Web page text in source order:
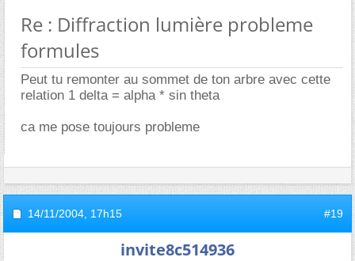
Re : Diffraction lumière probleme
formules
Peut tu remonter au sommet de ton arbre avec cette
relation 1 delta = alpha * sin theta
ca me pose toujours probleme
14/11/2004, 17h15 #19
invite8c514936